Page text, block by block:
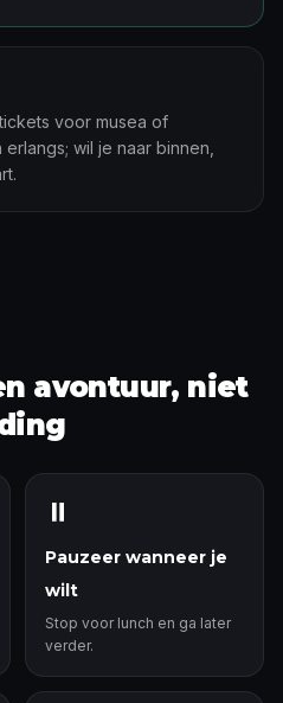
voor musea of
wil je naar binnen,
avontuur, niet
⏸️
Pauzeer wanneer je
wilt
Stop voor lunch en ga later
verder.